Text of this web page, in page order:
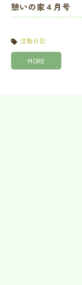
憩いの家４月号
活動日記
MORE